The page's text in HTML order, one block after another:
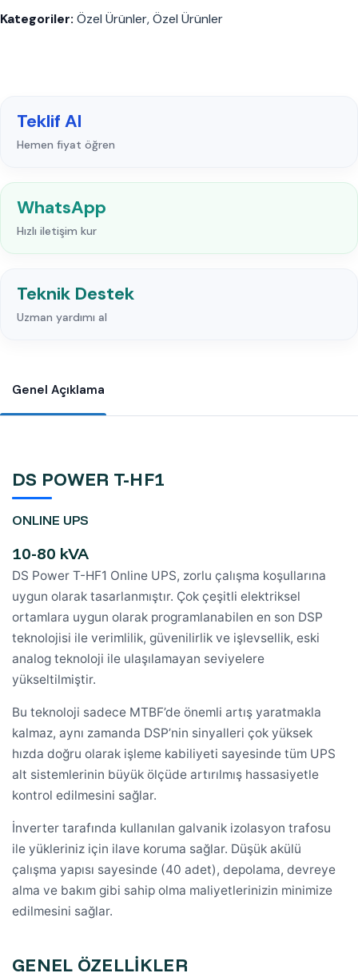
Kategoriler: Özel Ürünler,Özel Ürünler
Teklif Al
Hemen fiyat öğren
WhatsApp
Hızlı iletişim kur
Teknik Destek
Uzman yardımı al
Genel Açıklama
DS POWER T-HF1
ONLINE UPS
10-80 kVA
DS Power T-HF1 Online UPS, zorlu çalışma koşullarına
uygun olarak tasarlanmıştır. Çok çeşitli elektriksel
ortamlara uygun olarak programlanabilen en son DSP
teknolojisi ile verimlilik, güvenilirlik ve işlevsellik, eski
analog teknoloji ile ulaşılamayan seviyelere
yükseltilmiştir.
Bu teknoloji sadece MTBF’de önemli artış yaratmakla
kalmaz, aynı zamanda DSP’nin sinyalleri çok yüksek
hızda doğru olarak işleme kabiliyeti sayesinde tüm UPS
alt sistemlerinin büyük ölçüde artırılmış hassasiyetle
kontrol edilmesini sağlar.
İnverter tarafında kullanılan galvanik izolasyon trafosu
ile yükleriniz için ilave koruma sağlar. Düşük akülü
çalışma yapısı sayesinde (40 adet), depolama, devreye
alma ve bakım gibi sahip olma maliyetlerinizin minimize
edilmesini sağlar.
GENEL ÖZELLİKLER